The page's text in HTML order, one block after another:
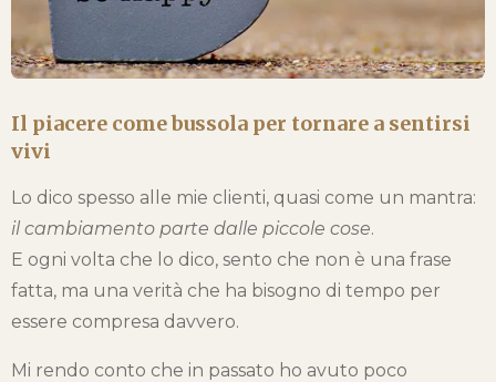
Il piacere come bussola per tornare a sentirsi
vivi
Lo dico spesso alle mie clienti, quasi come un mantra:
il cambiamento parte dalle piccole cose.
E ogni volta che lo dico, sento che non è una frase
fatta, ma una verità che ha bisogno di tempo per
essere compresa davvero.
Mi rendo conto che in passato ho avuto poco